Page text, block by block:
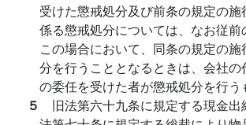
受けた懲戒処分及び前条の規定の施
係る懲戒処分については、なお従前
この場合において、同条の規定の
分を行うこととなるときは、会社の
の委任を受けた者が懲戒処分を行う
５ 旧法第六十九条に規定する現金出